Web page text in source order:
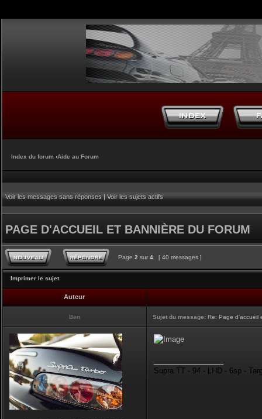
Index du forum ‹Aide au Forum
Voir les messages sans réponses|Voir les sujets actifs
PAGE D'ACCUEIL ET BANNIÈRE DU FORUM
Page 2 sur 4 [ 40 messages ]
Imprimer le sujet
Auteur
Ben Sujet du message: Re: Page d'accueil
Supra TT - 94 - LHD - 6sp -